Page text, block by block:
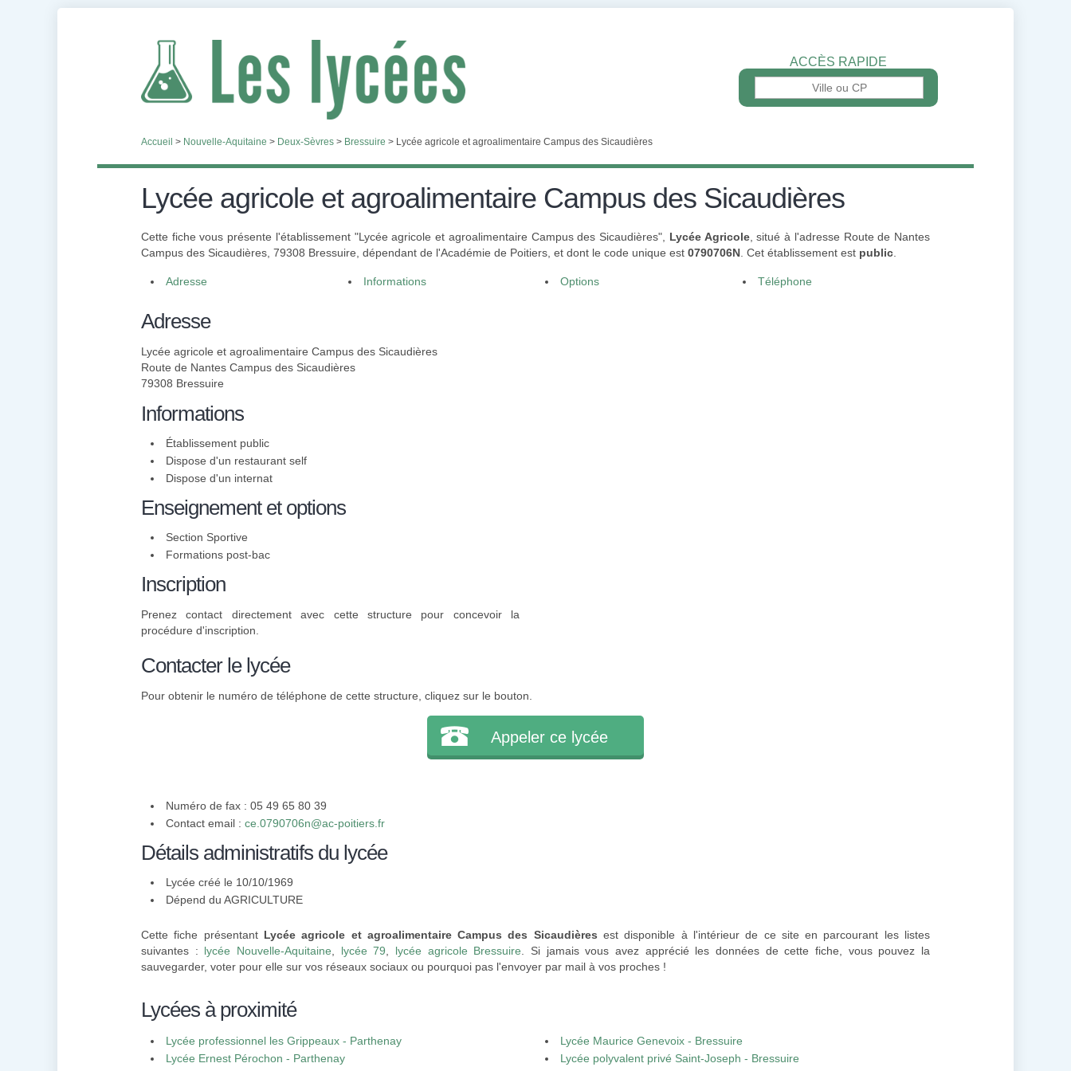
ACCÈS RAPIDE
Accueil > Nouvelle-Aquitaine > Deux-Sèvres > Bressuire > Lycée agricole et agroalimentaire Campus des Sicaudières
Lycée agricole et agroalimentaire Campus des Sicaudières
Cette fiche vous présente l'établissement "Lycée agricole et agroalimentaire Campus des Sicaudières", Lycée Agricole, situé à l'adresse Route de Nantes
Campus des Sicaudières, 79308 Bressuire, dépendant de l'Académie de Poitiers, et dont le code unique est 0790706N . Cet établissement est public
Adresse Informations Options Téléphone
Adresse
Lycée agricole et agroalimentaire Campus des Sicaudières
Route de Nantes Campus des Sicaudières
79308 Bressuire
Informations
Établissement public
Dispose d'un restaurant self
Dispose d'un internat
Enseignement et options
Section Sportive
Formations post-bac
Inscription
Prenez contact directement avec cette structure pour concevoir la
procédure d'inscription.
Contacter le lycée
Pour obtenir le numéro de téléphone de cette structure, cliquez sur le bouton.
Appeler ce lycée
Numéro de fax : 05 49 65 80 39
Contact email : ce.0790706n@ac-poitiers.fr
Détails administratifs du lycée
Lycée créé le 10/10/1969
Dépend du AGRICULTURE
Cette fiche présentant Lycée agricole et agroalimentaire Campus des Sicaudières est disponible à l'intérieur de ce site en parcourant les listes
suivantes : lycée Nouvelle-Aquitaine lycée 79 lycée agricole Bressuire . Si jamais vous avez apprécié les données de cette fiche, vous pouvez la
sauvegarder, voter pour elle sur vos réseaux sociaux ou pourquoi pas l'envoyer par mail à vos proches !
Lycées à proximité
Lycée professionnel les Grippeaux - Parthenay
Lycée Maurice Genevoix - Bressuire
Lycée Ernest Pérochon - Parthenay
Lycée polyvalent privé Saint-Joseph - Bressuire